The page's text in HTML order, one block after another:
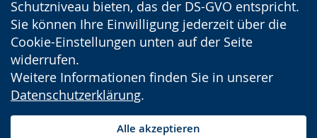
Schutzniveau bieten, das der DS-GVO entspricht.
Sie können Ihre Einwilligung jederzeit über die
Cookie-Einstellungen unten auf der Seite
widerrufen.
Weitere Informationen finden Sie in unserer
Datenschutzerklärung.
Alle akzeptieren